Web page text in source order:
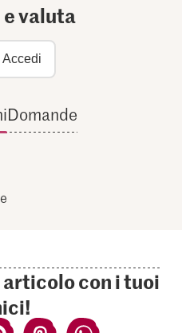
valuta
Accedi
Domande
con i tuoi